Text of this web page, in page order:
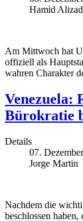
Hamid
Am Mittwoch hat
offiziell als
wahren Charakter
Venezuela:
Bürokratie
Details
07.
Jorge Martin
Nachdem die
beschlossen